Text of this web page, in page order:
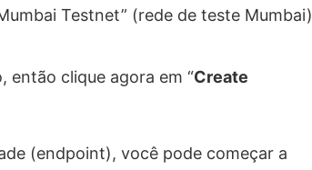
Testnet” (rede de teste Mumbai)
então clique agora em “Create
(endpoint), você pode começar a